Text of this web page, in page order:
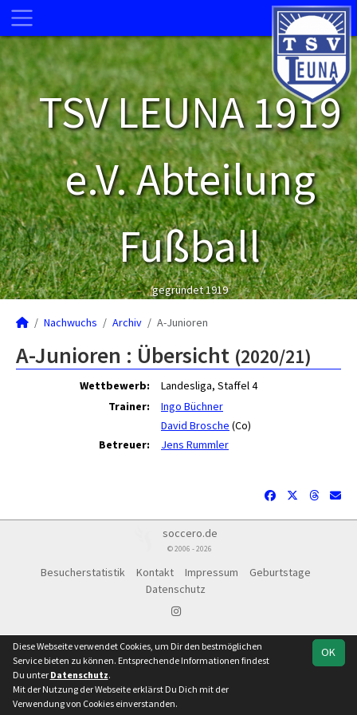
TSV LEUNA 1919
e.V. Abteilung
Fußball
gegründet 1919
Nachwuchs Archiv A-Junioren
Team
Landesliga,
Staffel 4
Spielplan
A-Junioren : Übersicht (2020/21)
Wettbewerb:
Landesliga, Staffel 4
Trainer:
Ingo Büchner
David Brosche (Co)
Betreuer:
Jens Rummler
soccero.de
© 2006 - 2026
Besucherstatistik Kontakt Impressum
Geburtstage
Datenschutz
OK
Diese Webseite verwendet Cookies, um Dir den bestmöglichen
Service bieten zu können. Entsprechende Informationen findest
Du unter Datenschutz.
Mit der Nutzung der Webseite erklärst Du Dich mit der
Verwendung von Cookies einverstanden.